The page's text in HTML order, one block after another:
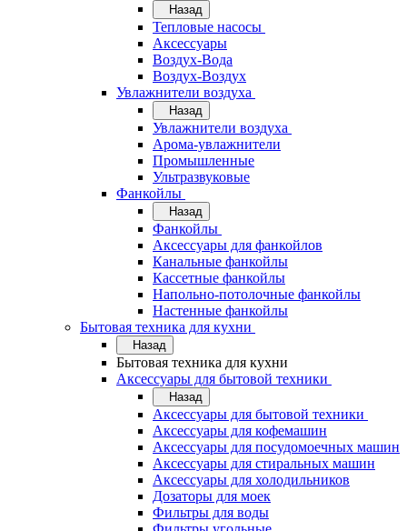
Назад
Тепловые насосы
Аксессуары
Воздух-Вода
Воздух-Воздух
Увлажнители воздуха
Назад
Увлажнители воздуха
Арома-увлажнители
Промышленные
Ультразвуковые
Фанкойлы
Назад
Фанкойлы
Аксессуары для фанкойлов
Канальные фанкойлы
Кассетные фанкойлы
Напольно-потолочные фанкойлы
Настенные фанкойлы
Бытовая техника для кухни
Назад
Бытовая техника для кухни
Аксессуары для бытовой техники
Назад
Аксессуары для бытовой техники
Аксессуары для кофемашин
Аксессуары для посудомоечных машин
Аксессуары для стиральных машин
Аксессуары для холодильников
Дозаторы для моек
Фильтры для воды